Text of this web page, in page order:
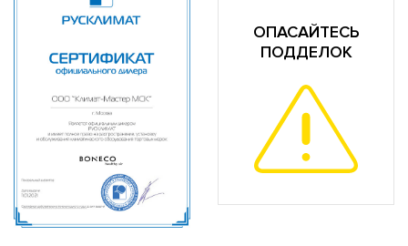
ОПАСАЙТЕСЬ
ПОДДЕЛОК